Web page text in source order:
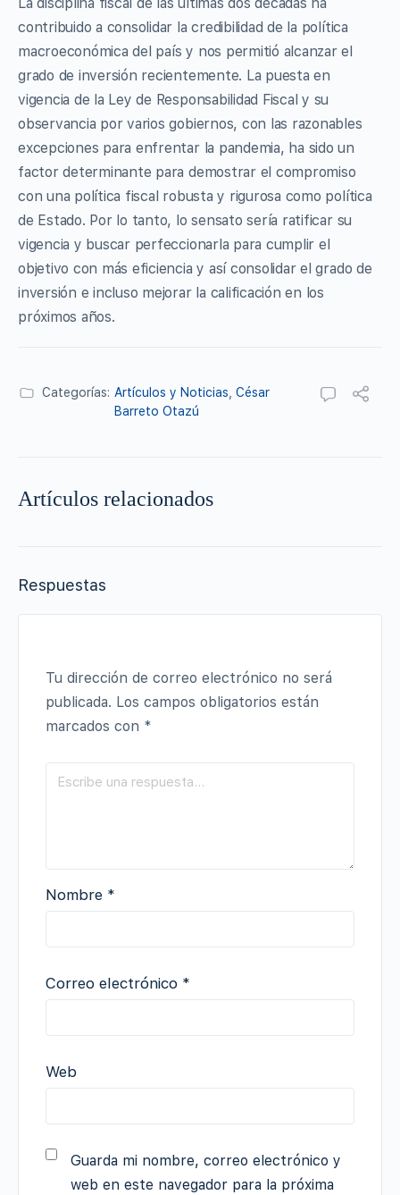
La disciplina fiscal de las últimas dos décadas ha
contribuido a consolidar la credibilidad de la política
macroeconómica del país y nos permitió alcanzar el
grado de inversión recientemente. La puesta en
vigencia de la Ley de Responsabilidad Fiscal y su
observancia por varios gobiernos, con las razonables
excepciones para enfrentar la pandemia, ha sido un
factor determinante para demostrar el compromiso
con una política fiscal robusta y rigurosa como política
de Estado. Por lo tanto, lo sensato sería ratificar su
vigencia y buscar perfeccionarla para cumplir el
objetivo con más eficiencia y así consolidar el grado de
inversión e incluso mejorar la calificación en los
próximos años.
Categorías: Artículos y Noticias, César
Barreto Otazú
Artículos relacionados
Respuestas
Tu dirección de correo electrónico no será
publicada. Los campos obligatorios están
marcados con *
Nombre *
Correo electrónico *
Web
Guarda mi nombre, correo electrónico y
web en este navegador para la próxima